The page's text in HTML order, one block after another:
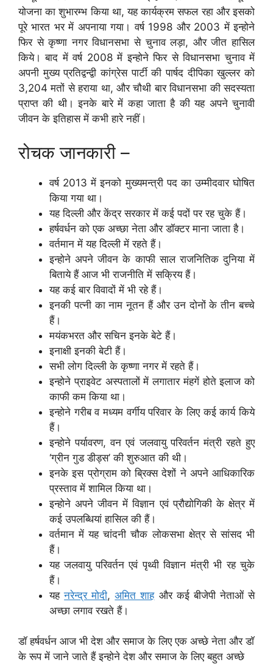
योजना का शुभारम्भ किया था, यह कार्यक्रम सफल रहा और इसको
पूरे भारत भर में अपनाया गया। वर्ष 1998 और 2003 में इन्होने
फिर से कृष्णा नगर विधानसभा से चुनाव लड़ा, और जीत हासिल
किये। बाद में वर्ष 2008 में इन्होने फिर से विधानसभा चुनाव में
अपनी मुख्य प्रतिद्वन्द्वी कांग्रेस पार्टी की पार्षद दीपिका खुल्लर को
3,204 मतों से हराया था, और चौथी बार विधानसभा की सदस्यता
प्राप्त की थी। इनके बारे में कहा जाता है की यह अपने चुनावी
जीवन के इतिहास में कभी हारे नहीं।
रोचक जानकारी –
वर्ष 2013 में इनको मुख्यमन्त्री पद का उम्मीदवार घोषित
किया गया था।
यह दिल्ली और केंद्र सरकार में कई पदों पर रह चुके हैं।
हर्षवर्धन को एक अच्छा नेता और डॉक्टर माना जाता है।
वर्तमान में यह दिल्ली में रहते हैं।
इन्होने अपने जीवन के काफी साल राजनितिक दुनिया में
बिताये हैं आज भी राजनीति में सक्रिय हैं।
यह कई बार विवादों में भी रहे हैं।
इनकी पत्नी का नाम नूतन हैं और उन दोनों के तीन बच्चे
हैं।
मयंकभरत और सचिन इनके बेटे हैं।
इनाक्षी इनकी बेटी हैं।
सभी लोग दिल्ली के कृष्णा नगर में रहते हैं।
इन्होने प्राइवेट अस्पतालों में लगातार मंहगें होते इलाज को
काफी कम किया था।
इन्होने गरीब व मध्यम वर्गीय परिवार के लिए कई कार्य किये
हैं।
इन्होने पर्यावरण, वन एवं जलवायु परिवर्तन मंत्री रहते हुए
‘ग्रीन गुड डीड्स’ की शुरुआत की थी।
इनके इस प्रोग्राम को ब्रिक्स देशों ने अपने आधिकारिक
प्रस्ताव में शामिल किया था।
इन्होने अपने जीवन में विज्ञान एवं प्रौद्योगिकी के क्षेत्र में
कई उपलब्धियां हासिल की हैं।
वर्तमान में यह चांदनी चौक लोकसभा क्षेत्र से सांसद भी
हैं।
यह जलवायु परिवर्तन एवं पृथ्वी विज्ञान मंत्री भी रह चुके
हैं।
यहनरेन्द्र मोदी,अमित शाहऔर कई बीजेपी नेताओं से
अच्छा लगाव रखते हैं।
डॉ हर्षवर्धन आज भी देश और समाज के लिए एक अच्छे नेता और डॉ
के रूप में जाने जाते हैं इन्होने देश और समाज के लिए बहुत अच्छे